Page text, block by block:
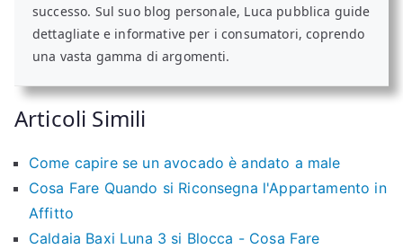
successo. Sul suo blog personale, Luca pubblica guide
dettagliate e informative per i consumatori, coprendo
una vasta gamma di argomenti.
Articoli Simili
Come capire se un avocado è andato a male​​
Cosa Fare Quando si Riconsegna l'Appartamento in
Affitto
Caldaia Baxi Luna 3 si Blocca - Cosa Fare